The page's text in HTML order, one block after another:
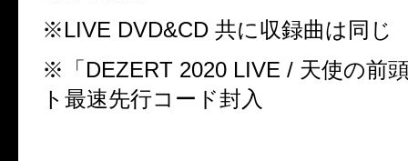
※LIVE DVD&CD 共に収録曲は同じ
※「 DEZERT 2020 LIVE / 天使の前
ト最速先行コード封入